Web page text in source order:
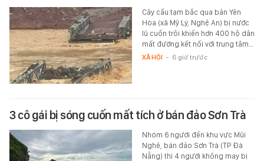
Cây cầu tạm bắc qua bản Yên
Hòa (xã Mỹ Lý, Nghệ An) bị nước
lũ cuốn trôi khiến hơn 400 hộ dân
mất đường kết nối với trung tâm…
XÃ HỘI - 6 giờ trước
3 cô gái bị sóng cuốn mất tích ở bán đảo Sơn Trà
Nhóm 6 người đến khu vực Mũi
Nghê, bán đảo Sơn Trà (TP Đà
Nẵng) thì 4 người không may bị